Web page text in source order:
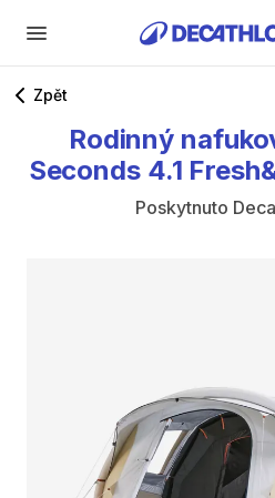
Zpět
Rodinný
Seconds 4.1
Poskytnuto